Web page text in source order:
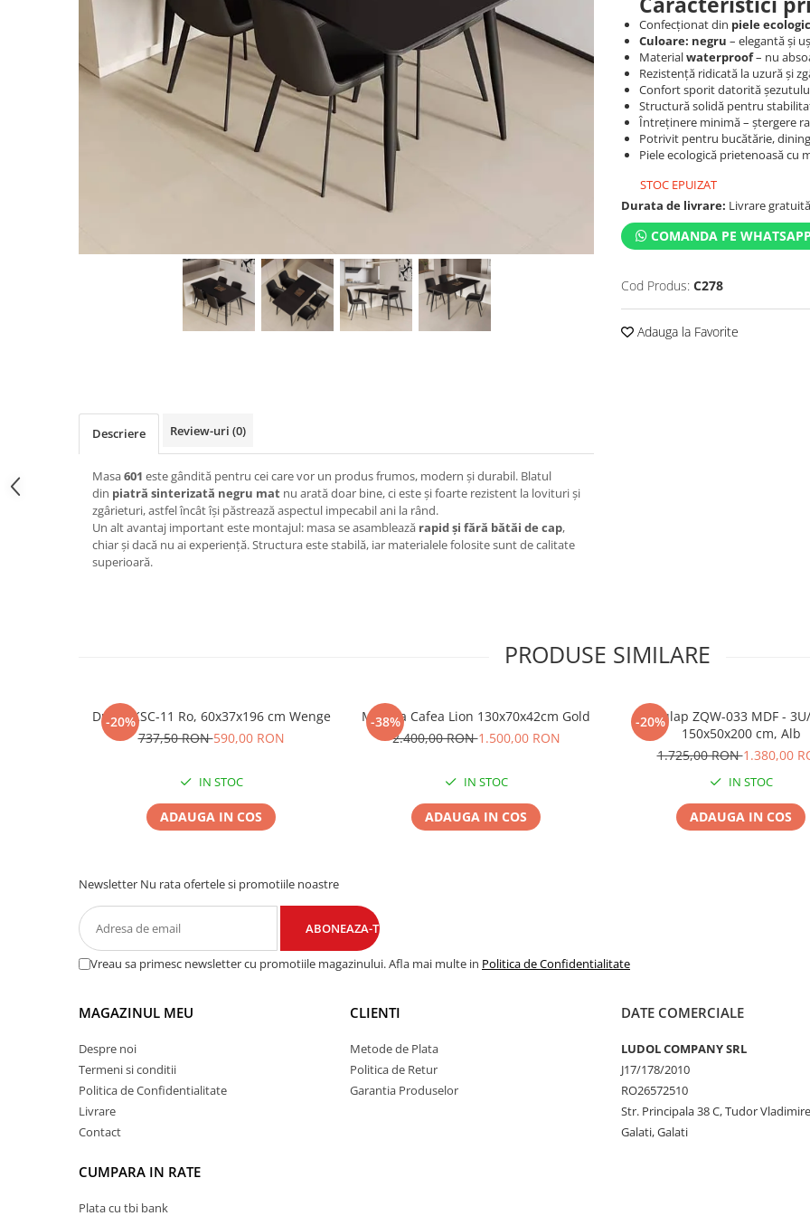
Confecționat din piele
Culoare: negru – elegantă și
Materialwaterproof– nu
Rezistență ridicată la uzură și
Confort sporit datorită
Structură solidă pentru
Întreținere minimă – ștergere
Potrivit pentru bucătărie,
Piele ecologică prietenoasă cu
STOC EPUIZAT
Durata de livrare: Livrare
COMANDA PE WHATSAPP
Cod Produs: C278
Adauga la Favorite
Descriere Review-uri (0)
Masa601 este gândită pentru cei care vor un produs frumos, modern și durabil. Blatul
din piatră sinterizată negru mat nu arată doar bine, ci este și foarte rezistent la lovituri și
zgârieturi, astfel încât își păstrează aspectul impecabil ani la rând.
Un alt avantaj important este montajul: masa se asamblează rapid și fără bătăi de cap,
chiar și dacă nu ai experiență. Structura este stabilă, iar materialele folosite sunt de calitate
superioară.
PRODUSE SIMILARE
-20%
Dulap KSC-11 Ro, 60x37x196 cm Wenge
737,50 RON590,00 RON
IN STOC
ADAUGA IN COS
-38%
Masuta Cafea Lion 130x70x42cm Gold
2.400,00 RON1.500,00 RON
IN STOC
ADAUGA IN COS
-20%Dulap ZQW-033 MDF -
150x50x200 cm, Alb
1.725,00 RON1.380,00
IN STOC
ADAUGA IN COS
Newsletter Nu rata ofertele si promotiile noastre
Vreau sa primesc newsletter cu promotiile magazinului. Afla mai multe in Politica de Confidentialitate
MAGAZINUL MEU
Despre noi
Termeni si conditii
Politica de Confidentialitate
Livrare
Contact
CUMPARA IN RATE
Plata cu tbi bank
CLIENTI
Metode de Plata
Politica de Retur
Garantia Produselor
DATE COMERCIALE
LUDOL COMPANY SRL
J17/178/2010
RO26572510
Str. Principala 38 C, Tudor
Galati, Galati